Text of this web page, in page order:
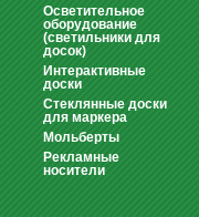
Осветительное
оборудование
(светильники для
досок)
Интерактивные
доски
Стеклянные доски
для маркера
Мольберты
Рекламные
носители